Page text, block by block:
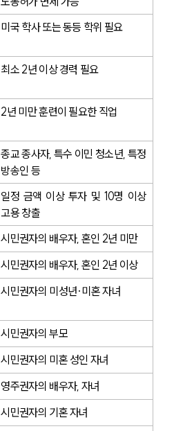
미국 학사 또는 동등 학위 필요
최소 2년 이상 경력 필요
2년 미만 훈련이 필요한 직업
종교 종사자, 특수 이민 청소년, 특정
방송인 등
일정 금액 이상 투자 및 10명 이상
고용 창출
시민권자의 배우자, 혼인 2년 미만
시민권자의 배우자, 혼인 2년 이상
시민권자의 미성년·미혼 자녀
시민권자의 부모
시민권자의 미혼 성인 자녀
영주권자의 배우자, 자녀
시민권자의 기혼 자녀